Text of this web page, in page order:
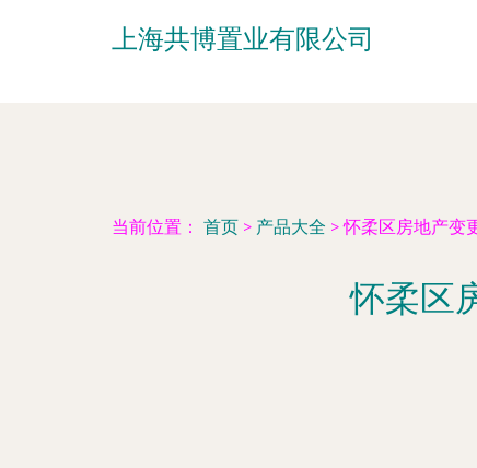
上海共博置业有限公司
当前位置： 首页 > 产品大全 > 怀柔区房地产变
怀柔区